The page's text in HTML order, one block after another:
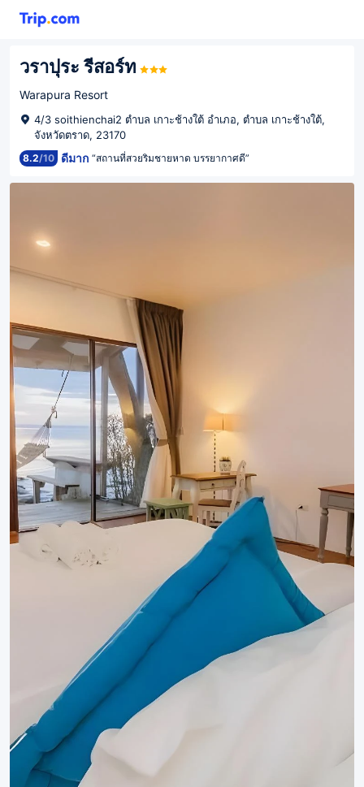
วราปุระ รีสอร์ท
Warapura Resort
4/3 soithienchai2 ตำบล เกาะช้างใต้ อำเภอ, ตำบล เกาะช้างใต้,
จังหวัดตราด, 23170
8.2/10 ดีมาก “สถานที่สวยริมชายหาด บรรยากาศดี”